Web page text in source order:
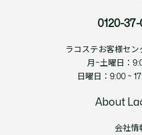
0120-
ラコステお客様セン
月~土曜日：
日曜日：9:00 ~
About
会社情